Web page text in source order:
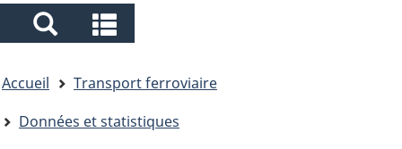
Search
and
menus
and
menus
êtes
ici
Accueil
Transport ferroviaire
Données et statistiques